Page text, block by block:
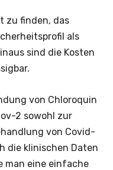
zu finden, das
als
sind die Kosten
von Chloroquin
2 sowohl zur
von Covid-
die klinischen Daten
man eine einfache